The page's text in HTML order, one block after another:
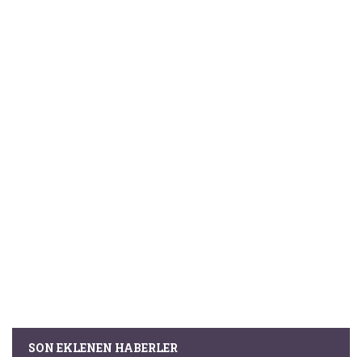
SON EKLENEN HABERLER